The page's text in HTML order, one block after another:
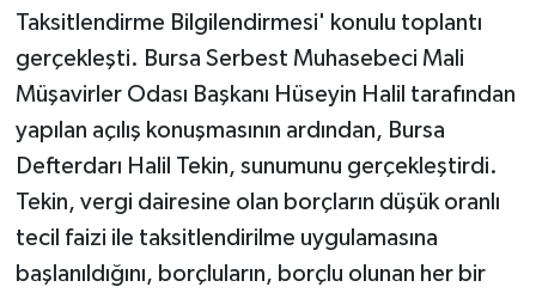
Taksitlendirme Bilgilendirmesi' konulu toplantı
gerçekleşti. Bursa Serbest Muhasebeci Mali
Müşavirler Odası Başkanı Hüseyin Halil tarafından
yapılan açılış konuşmasının ardından, Bursa
Defterdarı Halil Tekin, sunumunu gerçekleştirdi.
Tekin, vergi dairesine olan borçların düşük oranlı
tecil faizi ile taksitlendirilme uygulamasına
başlanıldığını, borçluların, borçlu olunan her bir
KÜLTÜR SANAT
Otomobil
POLİTİKA